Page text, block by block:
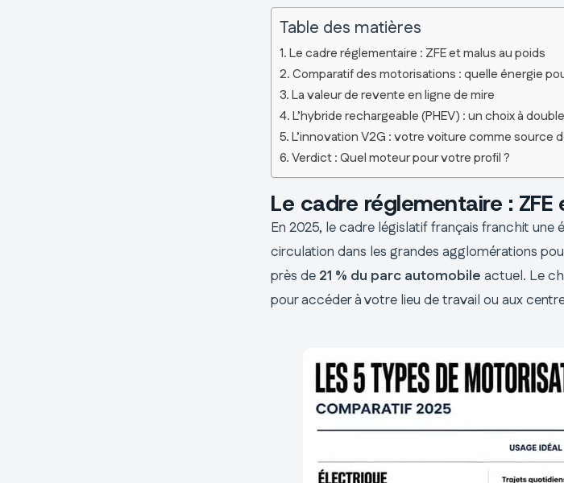
Table des matières
Le cadre réglementaire : ZFE et malus au poids
Comparatif des motorisations : quelle énergie
La valeur de revente en ligne de mire
L’hybride rechargeable (PHEV) : un choix à
L’innovation V2G : votre voiture comme source
Verdict : Quel moteur pour votre profil ?
Le cadre réglementaire :
En 2025, le cadre législatif français franchit une
circulation dans les grandes agglomérations
près de 21 % du parc automobile actuel. Le
pour accéder à votre lieu de travail ou aux